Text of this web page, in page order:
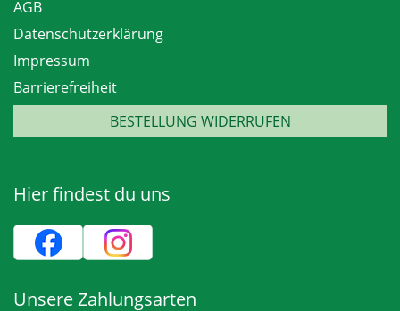
AGB
Datenschutzerklärung
Impressum
Barrierefreiheit
BESTELLUNG WIDERRUFEN
Hier findest du uns
Unsere Zahlungsarten